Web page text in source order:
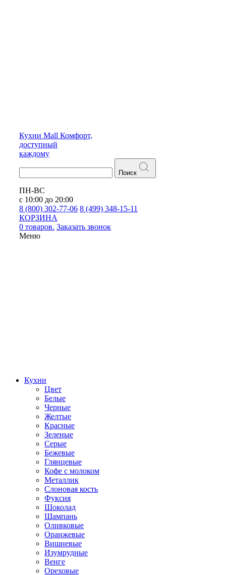
Кухни Mall Комфорт,
доступный
каждому
Поиск
ПН-ВС
с 10:00 до 20:00
8 (800) 302-77-06 8 (499) 348-15-11
КОРЗИНА
0 товаров. Заказать звонок
Меню
Кухни
Цвет
Белые
Черные
Желтые
Красные
Зеленые
Серые
Бежевые
Глянцевые
Кофе с молоком
Металлик
Слоновая кость
Фуксия
Шоколад
Шампань
Оливковые
Оранжевые
Вишневые
Изумрудные
Венге
Ореховые